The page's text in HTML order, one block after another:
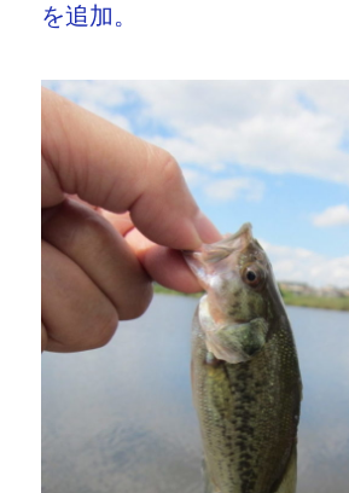
を追加。